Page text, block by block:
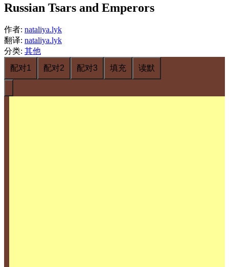
Russian Tsars and Emperors
作者: nataliya.lyk
翻译: nataliya.lyk
分类: 其他
配对1
配对2 配对3 填充 读默